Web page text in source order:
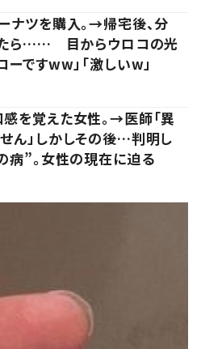
ナツを購入。→帰宅後、分
たら…… 目からウロコの光
ーですww」「激しいw」
を覚えた女性。→医師「異
ん」しかしその後…判明し
病”。女性の現在に迫る